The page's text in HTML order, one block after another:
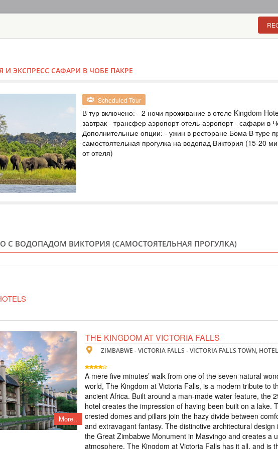
VICTORIA FALLS TOUR
ZIMBABWE
Safari
Included: - 3 nights accommodation
drinks - all transfers - Victoria Falls
safari, lunch and game drive) -
ТУР НА ВОДОПАД
Scheduled Tour
В стоимость входит: - 2 ночи
standard room, питание завтраки -
экскурсия на водопад (входной
ТУР НА ВОДОПАД
Scheduled Tour
В тур включено: - 2 ночи
- трансфер аэропорт-отель-
опции: - ужин в ресторане Бома В
прогулка на водопад Виктория (15-
TOUR TO THE WATERFALL
ЭКСПРЕСС САФАРИ В ЧОБЕ ПАКРЕ
Scheduled Tour
В тур включено: - 2 ночи проживание в отеле Kingdom
завтрак - трансфер аэропорт-отель-аэропорт - сафари в
Дополнительные опции: - ужин в ресторане Бома В туре
самостоятельная прогулка на водопад Виктория (15-20
от отеля)
С ВОДОПАДОМ ВИКТОРИЯ (САМОСТОЯТЕЛЬНАЯ ПРОГУЛКА)
More..
THE KINGDOM AT VICTORIA FALLS
ZIMBABWE - VICTORIA FALLS - VICTORIA FALLS TOWN,
A mere five minutes’ walk from one of the seven natural
world, The Kingdom at Victoria Falls, is a modern tribute to
ancient Africa. Built around a man-made water feature, the
hotel creates the impression of having been built on a lake.
crested domes and pillars join the hazy divide between
and extravagant fantasy. The distinctive architectural design
the Great Zimbabwe Monument in Masvingo and creates a
atmosphere. The Kingdom at Victoria Falls has it all, and is